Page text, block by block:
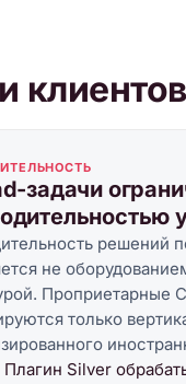
клиентов
задачи
решений
не
Проприетарные
только
Плагин Silver